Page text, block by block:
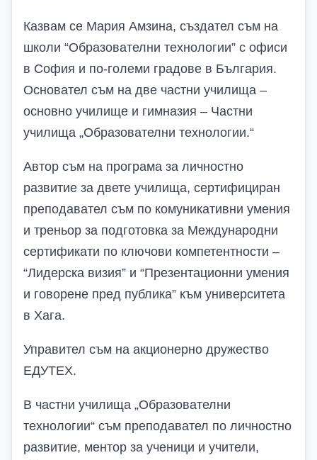
Казвам се Мария Амзина, създател съм на
школи “Образователни технологии” с офиси
в София и по-големи градове в България.
Основател съм на две частни училища –
основно училище и гимназия – Частни
училища „Образователни технологии.“
Автор съм на програма за личностно
развитие за двете училища, сертифициран
преподавател съм по комуникативни умения
и треньор за подготовка за Международни
сертификати по ключови компетентности –
“Лидерска визия” и “Презентационни умения
и говорене пред публика” към университета
в Хага.
Управител съм на акционерно дружество
ЕДУТЕХ.
В частни училища „Образователни
технологии“ съм преподавател по личностно
развитие, ментор за ученици и учители,